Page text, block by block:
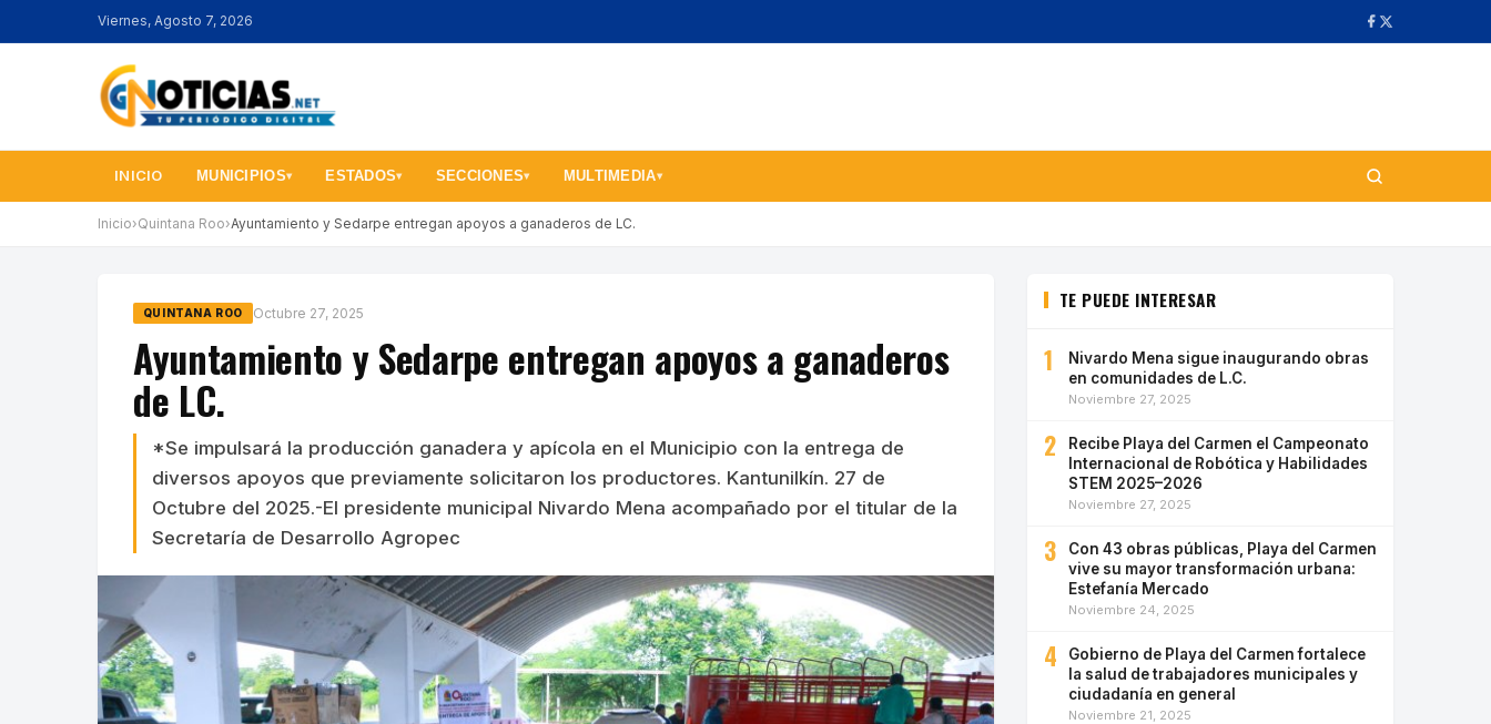
Viernes, Agosto 7, 2026
INICIO MUNICIPIOS▾ ESTADOS▾ SECCIONES▾ MULTIMEDIA▾
Inicio›Quintana Roo›Ayuntamiento y Sedarpe entregan apoyos a ganaderos de LC.
QUINTANA ROO Octubre 27, 2025
Ayuntamiento y Sedarpe entregan apoyos a ganaderos
de LC.
*Se impulsará la producción ganadera y apícola en el Municipio con la entrega de
diversos apoyos que previamente solicitaron los productores. Kantunilkín. 27 de
Octubre del 2025.-El presidente municipal Nivardo Mena acompañado por el titular de la
Secretaría de Desarrollo Agropec
TE PUEDE INTERESAR
1
Nivardo Mena sigue inaugurando obras
en comunidades de L.C.
Noviembre 27, 2025
2
Recibe Playa del Carmen el Campeonato
Internacional de Robótica y Habilidades
STEM 2025–2026
Noviembre 27, 2025
3
Con 43 obras públicas, Playa del Carmen
vive su mayor transformación urbana:
Estefanía Mercado
Noviembre 24, 2025
4
Gobierno de Playa del Carmen fortalece
la salud de trabajadores municipales y
ciudadanía en general
Noviembre 21, 2025